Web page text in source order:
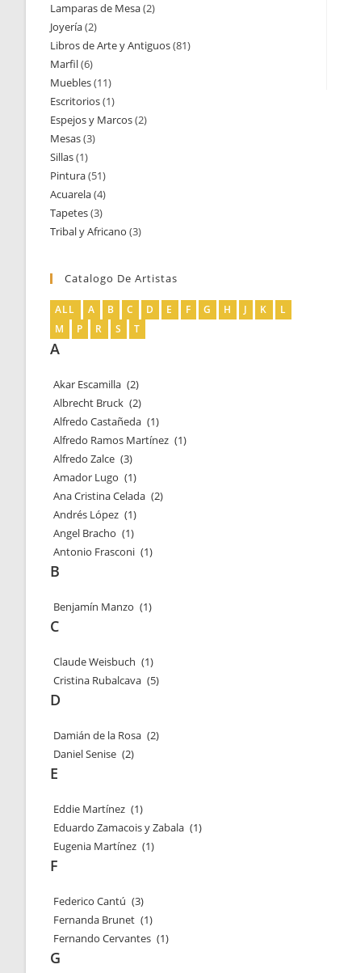
producto
Lamparas de Mesa 22
Joyería 22
productos
Libros de Arte y Antiguos 8181
Marfil 66
productos
Muebles 1111
productos
Escritorios 11
producto
Espejos y Marcos 22
Mesas 33
Sillas 11
producto
Pintura 5151
productos
Acuarela 44
productos
Tapetes 33
productos
Tribal y Africano 33
Catalogo De Artistas
ALL A B C D E F G H J K
L
M
P R S T
A
Akar Escamilla (2)
Albrecht Bruck (2)
Alfredo Castañeda (1)
Alfredo Ramos Martínez (1)
Alfredo Zalce (3)
Amador Lugo (1)
Ana Cristina Celada (2)
Andrés López (1)
Angel Bracho (1)
Antonio Frasconi (1)
B
Benjamín Manzo (1)
C
Claude Weisbuch (1)
Cristina Rubalcava (5)
D
Damián de la Rosa (2)
Daniel Senise (2)
E
Eddie Martínez (1)
Eduardo Zamacois y Zabala (1)
Eugenia Martínez (1)
F
Federico Cantú (3)
Fernanda Brunet (1)
Fernando Cervantes (1)
G